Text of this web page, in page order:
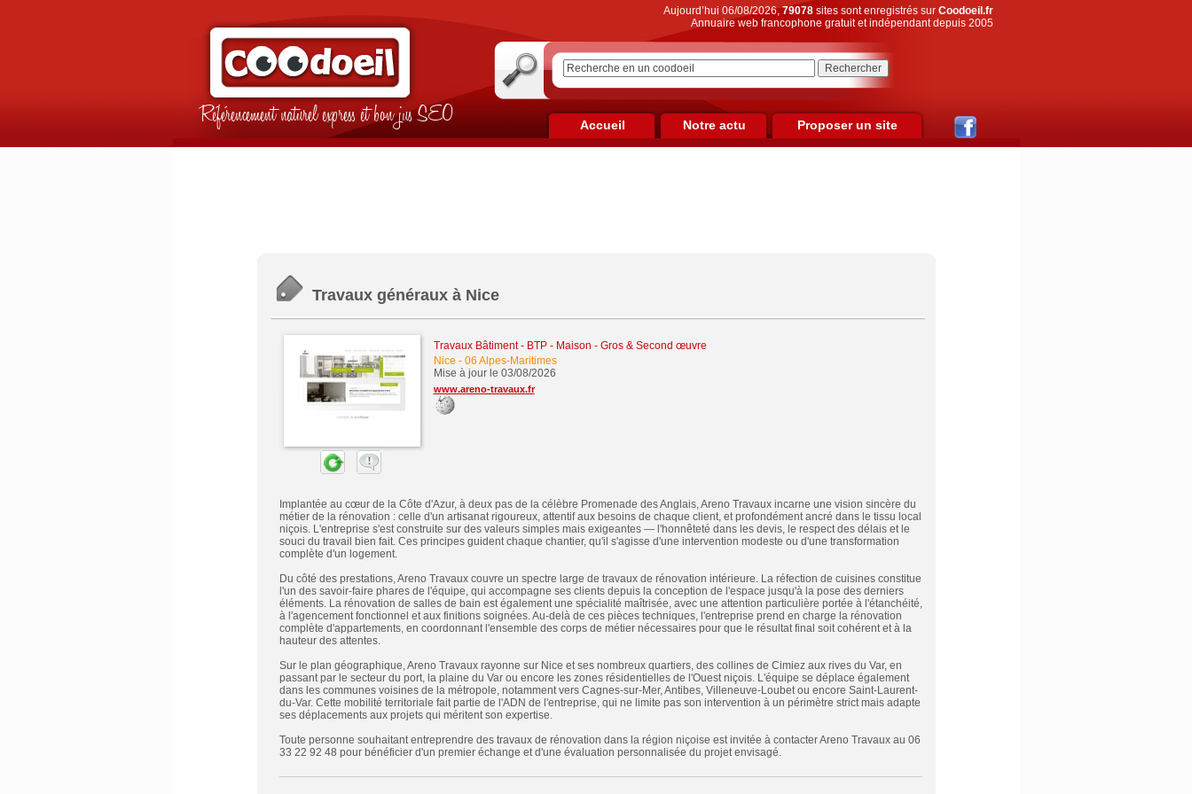
Référencement naturel express et bon jus SEO
Aujourd’hui 06/08/2026,79078sites sont enregistrés sur Coodoeil.fr
Annuaire web francophone gratuit et indépendant depuis 2005
Accueil Notre actu Proposer un site
Travaux généraux à Nice
Travaux Bâtiment - BTP - Maison - Gros & Second œuvre
Nice - 06 Alpes-Maritimes
Mise à jour le 03/08/2026
www.areno-travaux.fr
Implantée au cœur de la Côte d'Azur, à deux pas de la célèbre Promenade des Anglais, Areno Travaux incarne une vision sincère du
métier de la rénovation : celle d'un artisanat rigoureux, attentif aux besoins de chaque client, et profondément ancré dans le tissu local
niçois. L'entreprise s'est construite sur des valeurs simples mais exigeantes — l'honnêteté dans les devis, le respect des délais et le
souci du travail bien fait. Ces principes guident chaque chantier, qu'il s'agisse d'une intervention modeste ou d'une transformation
complète d'un logement.
Du côté des prestations, Areno Travaux couvre un spectre large de travaux de rénovation intérieure. La réfection de cuisines constitue
l'un des savoir-faire phares de l'équipe, qui accompagne ses clients depuis la conception de l'espace jusqu'à la pose des derniers
éléments. La rénovation de salles de bain est également une spécialité maîtrisée, avec une attention particulière portée à l'étanchéité,
à l'agencement fonctionnel et aux finitions soignées. Au-delà de ces pièces techniques, l'entreprise prend en charge la rénovation
complète d'appartements, en coordonnant l'ensemble des corps de métier nécessaires pour que le résultat final soit cohérent et à la
hauteur des attentes.
Sur le plan géographique, Areno Travaux rayonne sur Nice et ses nombreux quartiers, des collines de Cimiez aux rives du Var, en
passant par le secteur du port, la plaine du Var ou encore les zones résidentielles de l'Ouest niçois. L'équipe se déplace également
dans les communes voisines de la métropole, notamment vers Cagnes-sur-Mer, Antibes, Villeneuve-Loubet ou encore Saint-Laurent-
du-Var. Cette mobilité territoriale fait partie de l'ADN de l'entreprise, qui ne limite pas son intervention à un périmètre strict mais adapte
ses déplacements aux projets qui méritent son expertise.
Toute personne souhaitant entreprendre des travaux de rénovation dans la région niçoise est invitée à contacter Areno Travaux au 06
33 22 92 48 pour bénéficier d'un premier échange et d'une évaluation personnalisée du projet envisagé.